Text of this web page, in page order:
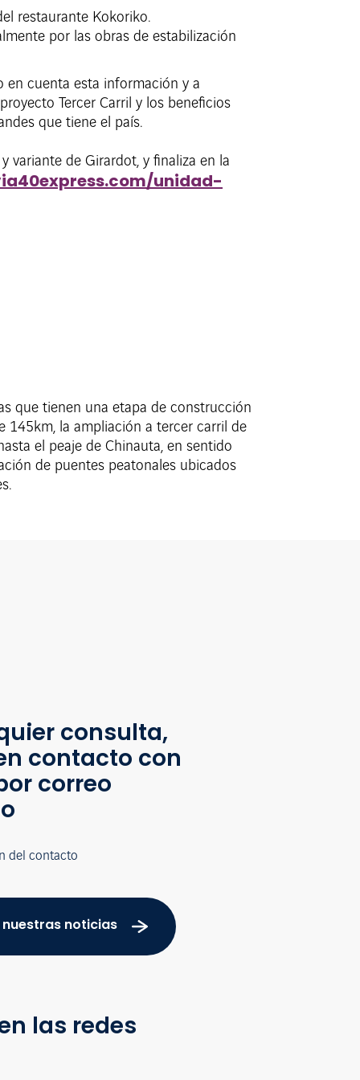
restaurante Kokoriko.
por las obras de estabilización
en cuenta esta información y a
Tercer Carril y los beneficios
que tiene el país.
variante de Girardot, y finaliza en la
unidad-
que tienen una etapa de construcción
145km, la ampliación a tercer carril de
el peaje de Chinauta, en sentido
de puentes peatonales ubicados
consulta,
contacto con
correo
del contacto
noticias
las redes